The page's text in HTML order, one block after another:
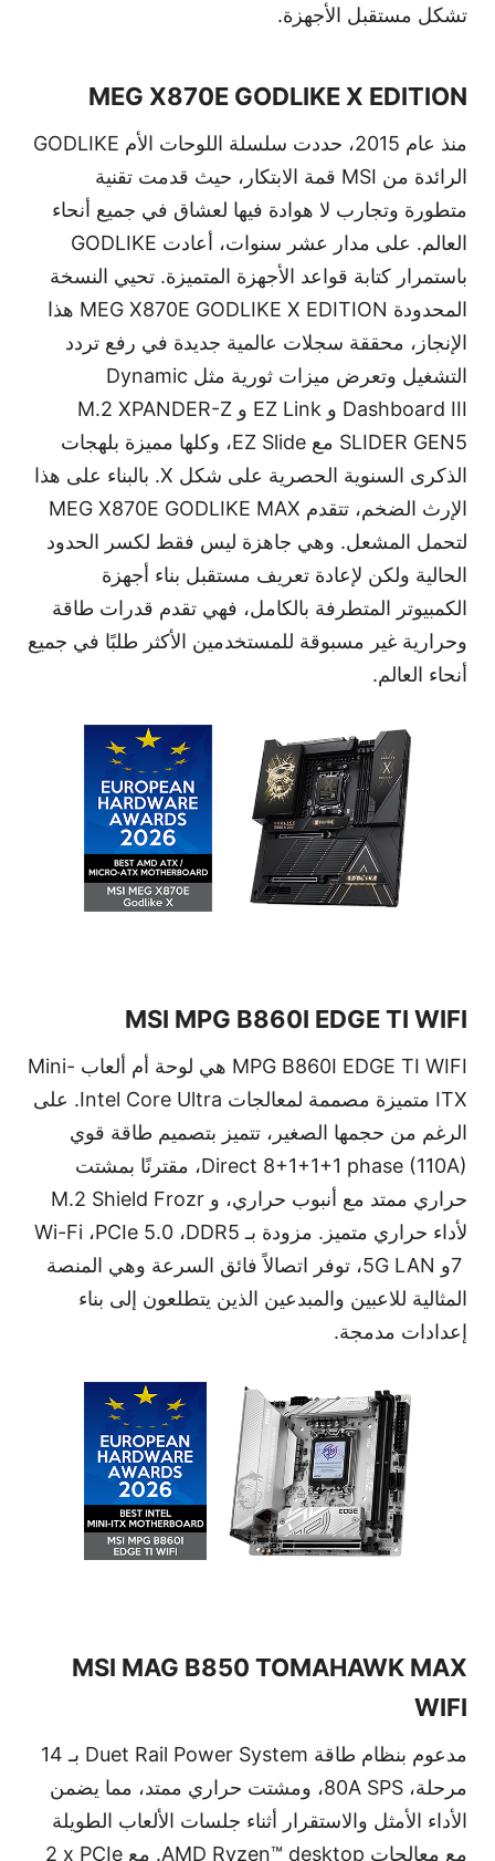
تشكل مستقبل الأجهزة.
MEG X870E GODLIKE X EDITION
منذ عام 2015، حددت سلسلة اللوحات الأم
GODLIKE
الرائدة من MSI قمة الابتكار، حيث قدمت تقنية
متطورة وتجارب لا هوادة فيها لعشاق في جميع أنحاء
العالم. على مدار عشر سنوات، أعادت GODLIKE
باستمرار كتابة قواعد الأجهزة المتميزة. تحيي النسخة
المحدودة MEG X870E GODLIKE X EDITION هذا
الإنجاز، محققة سجلات عالمية جديدة في رفع تردد
التشغيل وتعرض ميزات ثورية مثل Dynamic
Dashboard III و EZ Link و M.2 XPANDER-Z
SLIDER GEN5 مع EZ Slide، وكلها مميزة بلهجات
الذكرى السنوية الحصرية على شكل X. بالبناء على هذا
الإرث الضخم، تتقدم MEG X870E GODLIKE MAX
لتحمل المشعل. وهي جاهزة ليس فقط لكسر الحدود
الحالية ولكن لإعادة تعريف مستقبل بناء أجهزة
الكمبيوتر المتطرفة بالكامل، فهي تقدم قدرات طاقة
وحرارية غير مسبوقة للمستخدمين الأكثر طلبًا في جميع
أنحاء العالم.
MSI MPG B860I EDGE TI WIFI
MPG B860I EDGE TI WIFI هي لوحة أم ألعاب Mini-
ITX متميزة مصممة لمعالجات Intel Core Ultra. على
الرغم من حجمها الصغير، تتميز بتصميم طاقة قوي
Direct 8+1+1+1 phase (110A)، مقترنًا بمشتت
حراري ممتد مع أنبوب حراري، و M.2 Shield Frozr
لأداء حراري متميز. مزودة بـ DDR5، PCIe 5.0، Wi-Fi
7و 5G LAN، توفر اتصالاً فائق السرعة وهي المنصة
المثالية للاعبين والمبدعين الذين يتطلعون إلى بناء
إعدادات مدمجة.
MSI MAG B850 TOMAHAWK MAX
WIFI
مدعوم بنظام طاقة Duet Rail Power System
بـ 14
مرحلة، 80A SPS، ومشتت حراري ممتد، مما يضمن
الأداء الأمثل والاستقرار أثناء جلسات الألعاب الطويلة
مع معالجات AMD Ryzen™ desktop. مع 2 x PCIe